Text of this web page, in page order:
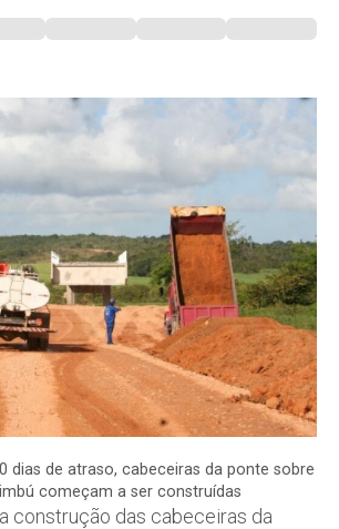
dias de atraso, cabeceiras da ponte sobre
começam a ser construídas
construção das cabeceiras da